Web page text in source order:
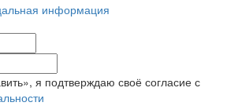
информация
я подтверждаю своё согласие с